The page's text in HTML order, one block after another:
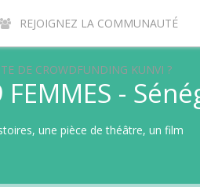
REJOIGNEZ LA COMMUNAUTÉ
DE CROWDFUNDING KUNVI ?
FEMMES -
une pièce de théâtre, un film